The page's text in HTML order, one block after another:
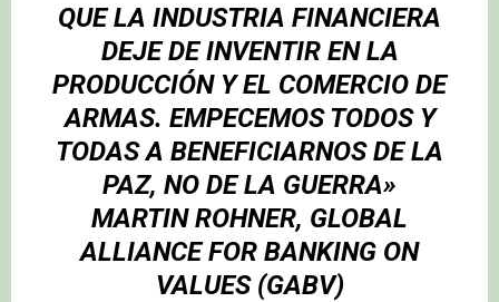
QUE LA INDUSTRIA FINANCIERA
DEJE DE INVENTIR EN LA
PRODUCCIÓN Y EL COMERCIO DE
ARMAS. EMPECEMOS TODOS Y
TODAS A BENEFICIARNOS DE LA
PAZ, NO DE LA GUERRA»
MARTIN ROHNER, GLOBAL
ALLIANCE FOR BANKING ON
VALUES (GABV)